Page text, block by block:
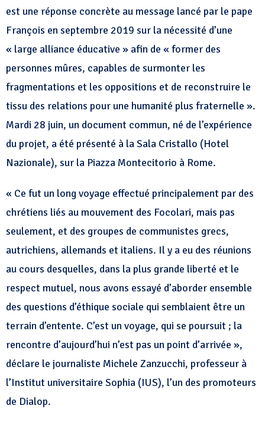
est une réponse concrète au message lancé par le pape
François en septembre 2019 sur la nécessité d’une
« large alliance éducative » afin de « former des
personnes mûres, capables de surmonter les
fragmentations et les oppositions et de reconstruire le
tissu des relations pour une humanité plus fraternelle ».
Mardi 28 juin, un document commun, né de l’expérience
du projet, a été présenté à la Sala Cristallo (Hotel
Nazionale), sur la Piazza Montecitorio à Rome.
« Ce fut un long voyage effectué principalement par des
chrétiens liés au mouvement des Focolari, mais pas
seulement, et des groupes de communistes grecs,
autrichiens, allemands et italiens. Il y a eu des réunions
au cours desquelles, dans la plus grande liberté et le
respect mutuel, nous avons essayé d’aborder ensemble
des questions d’éthique sociale qui semblaient être un
terrain d’entente. C’est un voyage, qui se poursuit ; la
rencontre d’aujourd’hui n’est pas un point d’arrivée »,
déclare le journaliste Michele Zanzucchi, professeur à
l’Institut universitaire Sophia (IUS), l’un des promoteurs
de Dialop.